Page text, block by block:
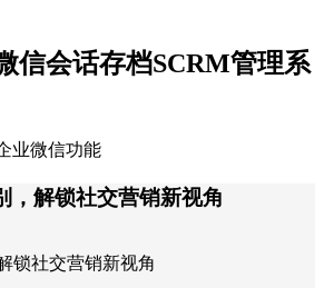
信会话存档SCRM管理系
业微信功能
，解锁社交营销新视角
锁社交营销新视角